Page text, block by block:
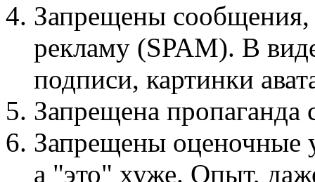
Запрещены
рекламу (SPAM). В
подписи, картинки
Запрещена
Запрещены оценочные
а "это" хуже. Опыт,